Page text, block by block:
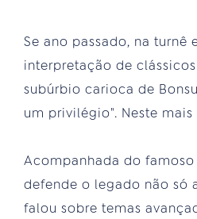
Se ano passado, na
interpretação de
subúrbio carioca de
um privilégio". Neste
Acompanhada do famoso
defende o legado não só
falou sobre temas